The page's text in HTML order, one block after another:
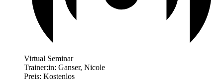
Virtual Seminar
Trainer:in: Ganser, Nicole
Preis: Kostenlos